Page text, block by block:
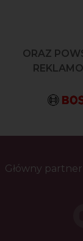
ORAZ
Główny